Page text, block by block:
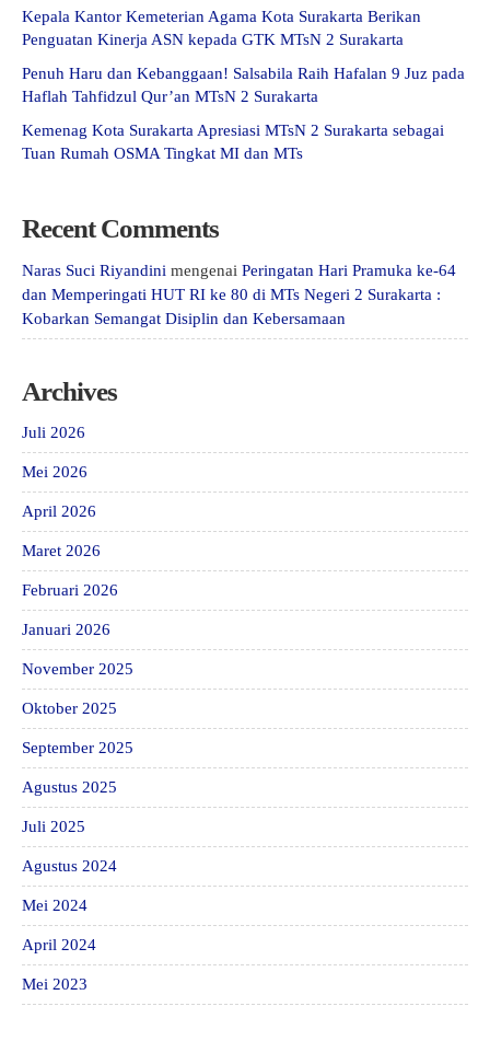
Kepala Kantor Kemeterian Agama Kota Surakarta Berikan
Penguatan Kinerja ASN kepada GTK MTsN 2 Surakarta
Penuh Haru dan Kebanggaan! Salsabila Raih Hafalan 9 Juz pada
Haflah Tahfidzul Qur’an MTsN 2 Surakarta
Kemenag Kota Surakarta Apresiasi MTsN 2 Surakarta sebagai
Tuan Rumah OSMA Tingkat MI dan MTs
Recent Comments
Naras Suci Riyandini mengenai Peringatan Hari Pramuka ke-64
dan Memperingati HUT RI ke 80 di MTs Negeri 2 Surakarta :
Kobarkan Semangat Disiplin dan Kebersamaan
Archives
Juli 2026
Mei 2026
April 2026
Maret 2026
Februari 2026
Januari 2026
November 2025
Oktober 2025
September 2025
Agustus 2025
Juli 2025
Agustus 2024
Mei 2024
April 2024
Mei 2023